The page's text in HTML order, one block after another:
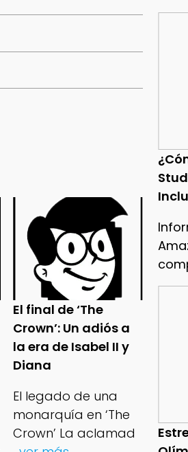
El final de ‘The
Crown’: Un adiós a
la era de Isabel II y
Diana
El legado de una
monarquía en ‘The
Crown’ La aclamad